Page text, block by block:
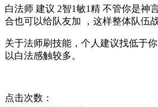
白法师 建议 2智1敏1精 不管你是神
合也可以给队友加 ，这样整体队伍
关于法师刷技能，个人建议找低于
以白法感触较多。
点击次数：